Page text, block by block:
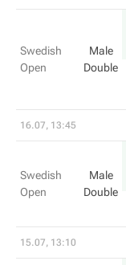
Swedish
Open
Male
Double
16.07, 13:45
Swedish
Open
Male
Double
15.07, 13:10